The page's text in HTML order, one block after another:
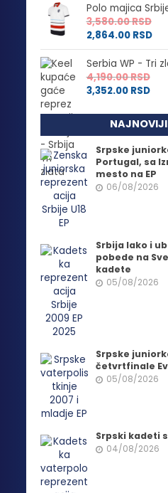
Polo majica
3,580.00RSD
2,864.00 RSD
Serbia WP - Tri
4,190.00RSD
3,352.00 RSD
Srpske
Portugal, sa
mesto na EP
06/08/2026
Srbija lako i
pobede na
kadete
05/08/2026
Srpske
četvrtfinale
05/08/2026
Srpski kadeti
04/08/2026